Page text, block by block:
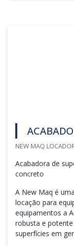
NEW MAQ
Acabadora de
concreto
A New Maq é
locação para
equipamentos a
robusta e
superfícies em